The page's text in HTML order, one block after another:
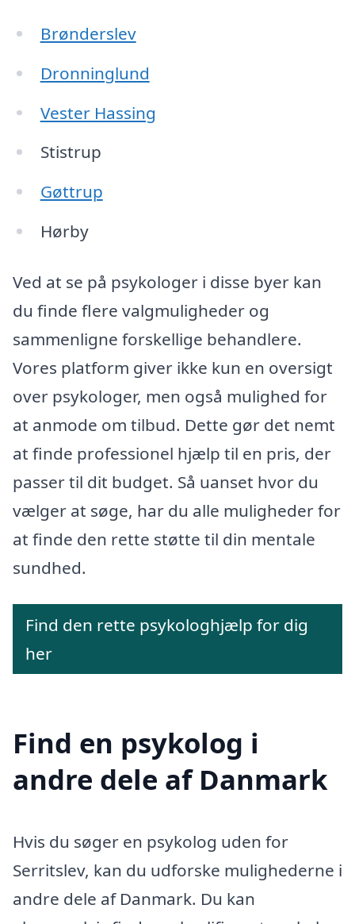
Brønderslev
Dronninglund
Vester Hassing
Stistrup
Gøttrup
Hørby
Ved at se på psykologer i disse byer kan
du finde flere valgmuligheder og
sammenligne forskellige behandlere.
Vores platform giver ikke kun en oversigt
over psykologer, men også mulighed for
at anmode om tilbud. Dette gør det nemt
at finde professionel hjælp til en pris, der
passer til dit budget. Så uanset hvor du
vælger at søge, har du alle muligheder for
at finde den rette støtte til din mentale
sundhed.
Find den rette psykologhjælp for dig
her
Find en psykolog i
andre dele af Danmark
Hvis du søger en psykolog uden for
Serritslev, kan du udforske mulighederne i
andre dele af Danmark. Du kan